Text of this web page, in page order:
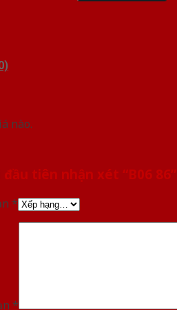
nào.
tiên nhận xét “B06 86”
*
*